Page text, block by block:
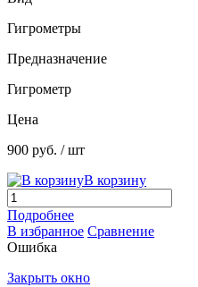
Гигрометры
Предназначение
Гигрометр
Цена
900 руб. / шт
В корзину
Подробнее
В избранное Сравнение
Ошибка
Закрыть окно